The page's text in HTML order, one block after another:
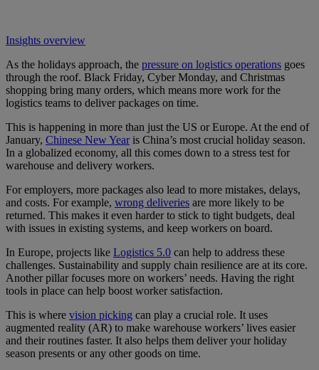
Insights overview
As the holidays approach, the pressure on logistics operations goes
through the roof. Black Friday, Cyber Monday, and Christmas
shopping bring many orders, which means more work for the
logistics teams to deliver packages on time.
This is happening in more than just the US or Europe. At the end of
January, Chinese New Yearis China’s most crucial holiday season.
In a globalized economy, all this comes down to a stress test for
warehouse and delivery workers.
For employers, more packages also lead to more mistakes, delays,
and costs. For example, wrong deliveries are more likely to be
returned. This makes it even harder to stick to tight budgets, deal
with issues in existing systems, and keep workers on board.
In Europe, projects like Logistics 5.0 can help to address these
challenges. Sustainability and supply chain resilience are at its core.
Another pillar focuses more on workers’ needs. Having the right
tools in place can help boost worker satisfaction.
This is where vision picking can play a crucial role. It uses
augmented reality (AR) to make warehouse workers’ lives easier
and their routines faster. It also helps them deliver your holiday
season presents or any other goods on time.